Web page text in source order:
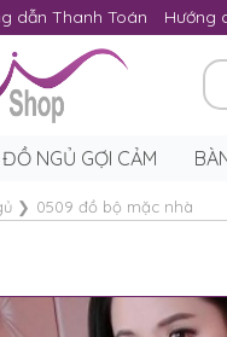
dẫn Thanh Toán Hướng
ĐỒ NGỦ GỢI CẢM
❯ 0509 đồ bộ mặc nhà